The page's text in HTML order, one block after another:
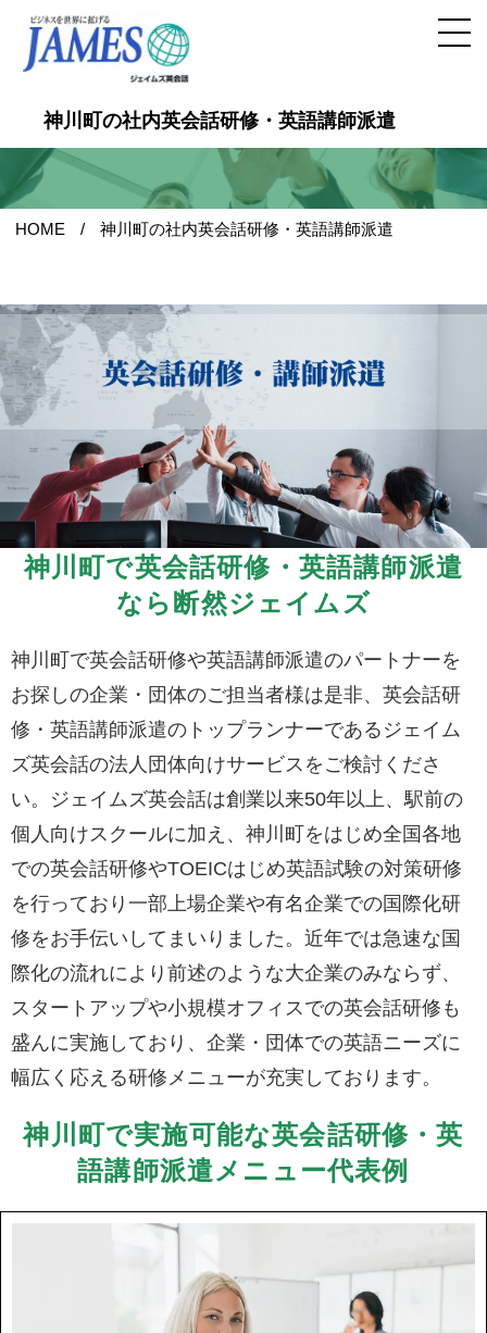
神川町の社内英会話研修・英語講師派遣
HOME 神川町の社内英会話研修・英語講師派遣
神川町で英会話研修・英語講師派遣
なら断然ジェイムズ
神川町で英会話研修や英語講師派遣のパートナーを
お探しの企業・団体のご担当者様は是非、英会話研
修・英語講師派遣のトップランナーであるジェイム
ズ英会話の法人団体向けサービスをご検討くださ
い。ジェイムズ英会話は創業以来50年以上、駅前の
個人向けスクールに加え、神川町をはじめ全国各地
での英会話研修やTOEICはじめ英語試験の対策研修
を行っており一部上場企業や有名企業での国際化研
修をお手伝いしてまいりました。近年では急速な国
際化の流れにより前述のような大企業のみならず、
スタートアップや小規模オフィスでの英会話研修も
盛んに実施しており、企業・団体での英語ニーズに
幅広く応える研修メニューが充実しております。
神川町で実施可能な英会話研修・英
語講師派遣メニュー代表例